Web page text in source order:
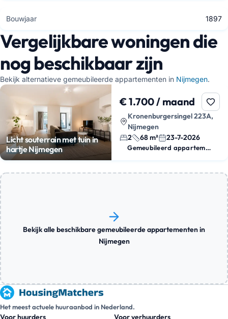
Bouwjaar 1897
Vergelijkbare woningen die
nog beschikbaar zijn
Bekijk alternatieve gemeubileerde appartementen in Nijmegen.
Licht souterrain met tuin in
hartje Nijmegen
€ 1.700 / maand
Kronenburgersingel 223A,
Nijmegen
2
68 m² 23-7-2026
Gemeubileerd appartement
Bekijk alle beschikbare gemeubileerde appartementen in
Nijmegen
Het meest actuele huuraanbod in Nederland.
Voor huurders Voor verhuurders